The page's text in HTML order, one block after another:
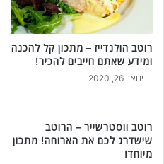
רוטב הולנדייז – מתכון קל להכנה
ומידע שאתם חייבים להכיר!
ינואר 26, 2020
רוטב ווסטרשייר – הרוטב
שישדרג לכם את הארוחה! מתכון
מיוחד!